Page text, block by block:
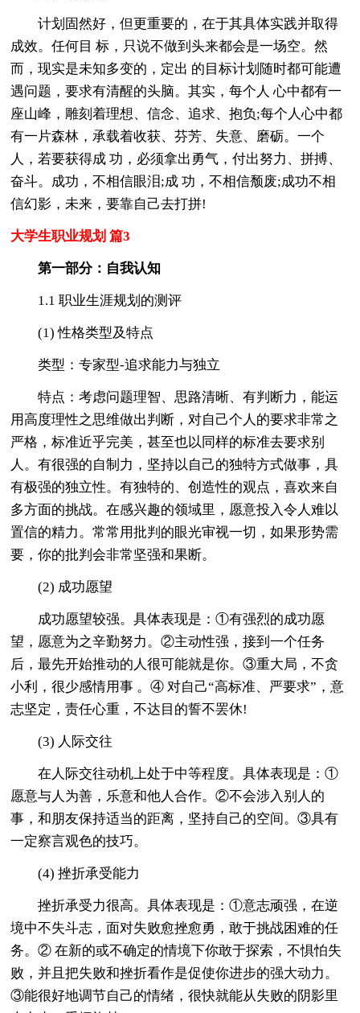
计划固然好，但更重要的，在于其具体实践并取得
成效。任何目 标，只说不做到头来都会是一场空。然
而，现实是未知多变的，定出 的目标计划随时都可能遭
遇问题，要求有清醒的头脑。其实，每个人 心中都有一
座山峰，雕刻着理想、信念、追求、抱负;每个人心中都
有一片森林，承载着收获、芬芳、失意、磨砺。一个
人，若要获得成 功，必须拿出勇气，付出努力、拼搏、
奋斗。成功，不相信眼泪;成 功，不相信颓废;成功不相
信幻影，未来，要靠自己去打拼!
大学生职业规划 篇3
第一部分：自我认知
1.1 职业生涯规划的测评
(1) 性格类型及特点
类型：专家型-追求能力与独立
特点：考虑问题理智、思路清晰、有判断力，能运
用高度理性之思维做出判断，对自己个人的要求非常之
严格，标准近乎完美，甚至也以同样的标准去要求别
人。有很强的自制力，坚持以自己的独特方式做事，具
有极强的独立性。有独特的、创造性的观点，喜欢来自
多方面的挑战。在感兴趣的领域里，愿意投入令人难以
置信的精力。常常用批判的眼光审视一切，如果形势需
要，你的批判会非常坚强和果断。
(2) 成功愿望
成功愿望较强。具体表现是：①有强烈的成功愿
望，愿意为之辛勤努力。②主动性强，接到一个任务
后，最先开始推动的人很可能就是你。③重大局，不贪
小利，很少感情用事 。④ 对自己“高标准、严要求”，意
志坚定，责任心重，不达目的誓不罢休!
(3) 人际交往
在人际交往动机上处于中等程度。具体表现是：①
愿意与人为善，乐意和他人合作。②不会涉入别人的
事，和朋友保持适当的距离，坚持自己的空间。③具有
一定察言观色的技巧。
(4) 挫折承受能力
挫折承受力很高。具体表现是：①意志顽强，在逆
境中不失斗志，面对失败愈挫愈勇，敢于挑战困难的任
务。② 在新的或不确定的情境下你敢于探索，不惧怕失
败，并且把失败和挫折看作是促使你进步的强大动力。
③能很好地调节自己的情绪，很快就能从失败的阴影里